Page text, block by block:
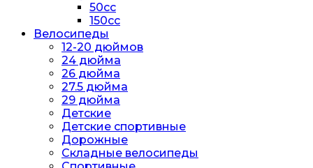
50cc
150cc
Велосипеды
12-20 дюймов
24 дюйма
26 дюйма
27.5 дюйма
29 дюйма
Детские
Детские спортивные
Дорожные
Складные велосипеды